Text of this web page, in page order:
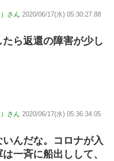
さん 2020/06/17(水) 05:30:27.88
ら返還の障害が少し
さん 2020/06/17(水) 05:36:34.05
んだな。コロナが入
一斉に船出しして、